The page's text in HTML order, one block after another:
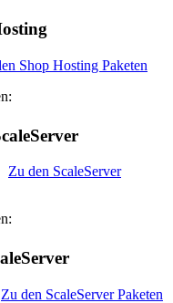
Shop Hosting Paketen
Zu den ScaleServer
Zu den ScaleServer Paketen